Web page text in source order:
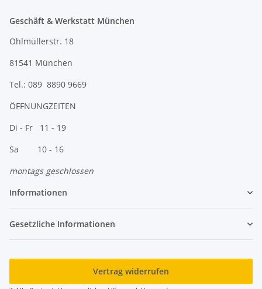
Geschäft & Werkstatt München
Ohlmüllerstr. 18
81541 München
Tel.: 089 8890 9669
ÖFFNUNGZEITEN
Di - Fr 11 - 19
Sa 10 - 16
montags geschlossen
Informationen
Gesetzliche Informationen
Vertrag widerrufen